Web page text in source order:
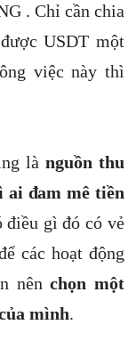
. Chỉ cần chia
USDT một
việc này thì
lànguồn thu
ai đam mê tiền
điều gì đó có vẻ
các hoạt động
nênchọn một
mình.